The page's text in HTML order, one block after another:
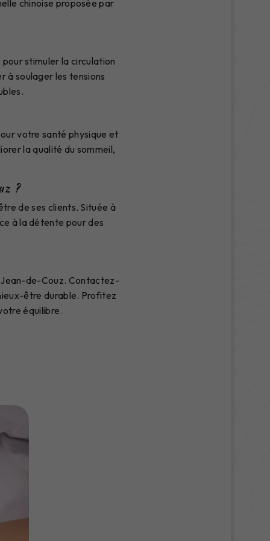
chinoise proposée par
stimuler la circulation
à soulager les tensions
votre santé physique et
la qualité du sommeil,
?
de ses clients. Située à
à la détente pour des
de-Couz. Contactez-
être durable. Profitez
équilibre.